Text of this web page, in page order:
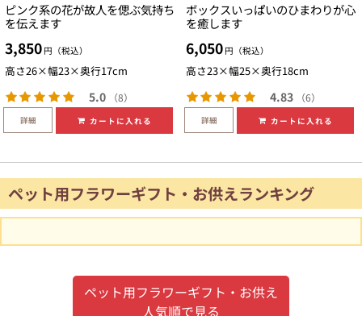
ピンク系の花が故人を偲ぶ気持ち
を伝えます
3,850 円（税込）
高さ26×幅23×奥行17cm
5.0 （8）
詳細 カートに入れる
ボックスいっぱいのひまわりが心
を癒します
6,050 円（税込）
高さ23×幅25×奥行18cm
4.83 （6）
詳細 カートに入れる
ペット用フラワーギフト・お供えランキング
ペット用フラワーギフト・お供え
人気順で見る